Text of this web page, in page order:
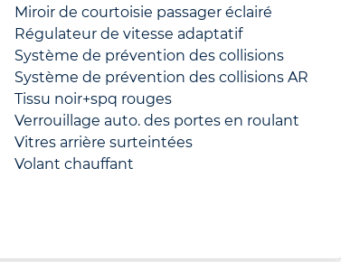
Miroir de courtoisie passager éclairé
Régulateur de vitesse adaptatif
Système de prévention des collisions
Système de prévention des collisions AR
Tissu noir+spq rouges
Verrouillage auto. des portes en roulant
Vitres arrière surteintées
Volant chauffant